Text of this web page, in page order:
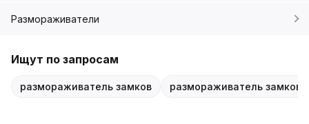
Размораживатели
Ищут по запросам
размораживатель замков размораживатель замков